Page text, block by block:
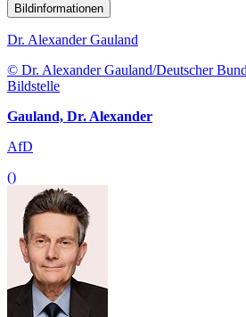
Bildinformationen
Dr. Alexander Gauland
© Dr. Alexander Gauland/Deutscher
Bildstelle
Gauland, Dr. Alexander
AfD
()